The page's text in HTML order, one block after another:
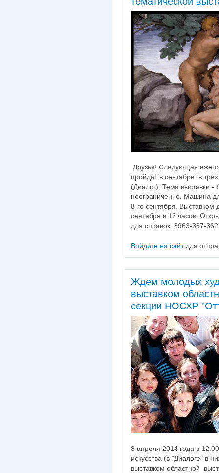
Друзья! Следующая
пройдёт в сентябре, в
(Диалог). Тема выставки -
неограниченно. Машина
8-го сентября. Выставком
сентября в 13 часов.
для справок: 8963-367-
Войдите на сайтдля
Ждем молодых
выставком
секции НОСХР
8 апреля 2014 года в
искусства (в "Диалоге" в
выставком областной